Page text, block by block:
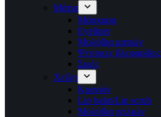
Μάτια
Μάσκαρα
Eyeliner
Μολύβια ματιών
Ψεύτικες βλεφαρίδες
Σκιές
Χείλη
Κραγιόν
Lip balm/Lip scrub
Μολύβια χειλιών